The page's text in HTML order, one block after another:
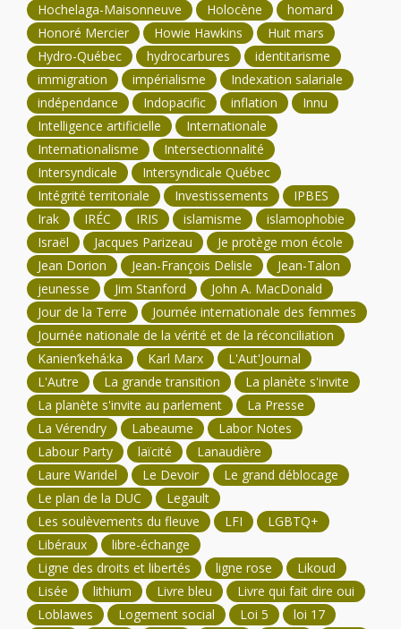
Hochelaga-Maisonneuve
Holocène
homard
Honoré Mercier
Howie Hawkins
Huit mars
Hydro-Québec
hydrocarbures
identitarisme
immigration
impérialisme
Indexation salariale
indépendance
Indopacific inflation
Innu
Intelligence artificielle
Internationale
Internationalisme
Intersectionnalité
Intersyndicale
Intersyndicale Québec
Intégrité territoriale
Investissements
IPBES
Irak
IRÉC IRIS islamisme
islamophobie
Israël
Jacques Parizeau
Je protège mon école
Jean Dorion
Jean-François Delisle
Jean-Talon
jeunesse
Jim Stanford
John A. MacDonald
Jour de la Terre
Journée internationale des femmes
Journée nationale de la vérité et de la réconciliation
Kanien’kehá:ka
Karl Marx
L'Aut'Journal
L'Autre
La grande transition
La planète s'invite
La planète s'invite au parlement
La Presse
La Vérendry
Labeaume
Labor Notes
Labour Party
laïcité
Lanaudière
Laure Waridel
Le Devoir
Le grand déblocage
Le plan de la DUC
Legault
Les soulèvements du fleuve
LFI
LGBTQ+
Libéraux
libre-échange
Ligne des droits et libertés
ligne rose
Likoud
Lisée
lithium Livre bleu
Livre qui fait dire oui
Loblawes
Logement social Loi 5 loi 17